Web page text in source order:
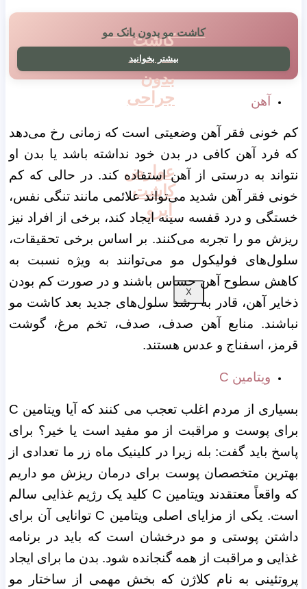
کاشت
ابرو
بدون
جراحی
عوارض
کاشت
ابرو
X
کاشت مو بدون بانک مو
بیشتر بخوانید
آهن
کم خونی فقر آهن وضعیتی است که زمانی رخ می‌دهد
که فرد آهن کافی در بدن خود نداشته باشد یا بدن او
نتواند به درستی از آهن استفاده کند. در حالی که کم
خونی فقر آهن شدید می‌تواند علائمی مانند تنگی نفس،
خستگی و درد قفسه سینه ایجاد کند، برخی از افراد نیز
ریزش مو را تجربه می‌کنند. بر اساس برخی تحقیقات،
سلول‌های فولیکول مو می‌توانند به ویژه نسبت به
کاهش سطوح آهن حساس باشند و در صورت کم بودن
ذخایر آهن، قادر به رشد سلول‌های جدید بعد کاشت مو
نباشند. منابع آهن صدف، صدف، تخم مرغ، گوشت
قرمز، اسفناج و عدس هستند.
ویتامین C
بسیاری از مردم اغلب تعجب می کنند که آیا ویتامین C
برای پوست و مراقبت از مو مفید است یا خیر؟ برای
پاسخ باید گفت: بله زیرا در کلینیک ماه زر ما تعدادی از
بهترین متخصصان پوست برای درمان ریزش مو داریم
که واقعاً معتقدند ویتامین C کلید یک رژیم غذایی سالم
است. یکی از مزایای اصلی ویتامین C توانایی آن برای
داشتن پوستی و مو درخشان است که باید در برنامه
غذایی و مراقبت از همه گنجانده شود. بدن ما برای ایجاد
پروتئینی به نام کلاژن که بخش مهمی از ساختار مو